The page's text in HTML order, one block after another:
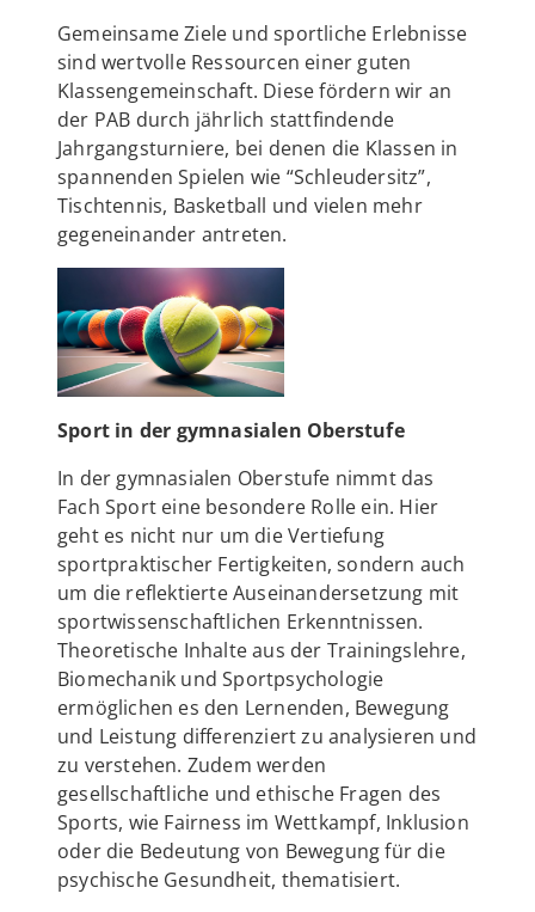
Gemeinsame Ziele und sportliche Erlebnisse
sind wertvolle Ressourcen einer guten
Klassengemeinschaft. Diese fördern wir an
der PAB durch jährlich stattfindende
Jahrgangsturniere, bei denen die Klassen in
spannenden Spielen wie “Schleudersitz”,
Tischtennis, Basketball und vielen mehr
gegeneinander antreten.
Sport in der gymnasialen Oberstufe
In der gymnasialen Oberstufe nimmt das
Fach Sport eine besondere Rolle ein. Hier
geht es nicht nur um die Vertiefung
sportpraktischer Fertigkeiten, sondern auch
um die reflektierte Auseinandersetzung mit
sportwissenschaftlichen Erkenntnissen.
Theoretische Inhalte aus der Trainingslehre,
Biomechanik und Sportpsychologie
ermöglichen es den Lernenden, Bewegung
und Leistung differenziert zu analysieren und
zu verstehen. Zudem werden
gesellschaftliche und ethische Fragen des
Sports, wie Fairness im Wettkampf, Inklusion
oder die Bedeutung von Bewegung für die
psychische Gesundheit, thematisiert.